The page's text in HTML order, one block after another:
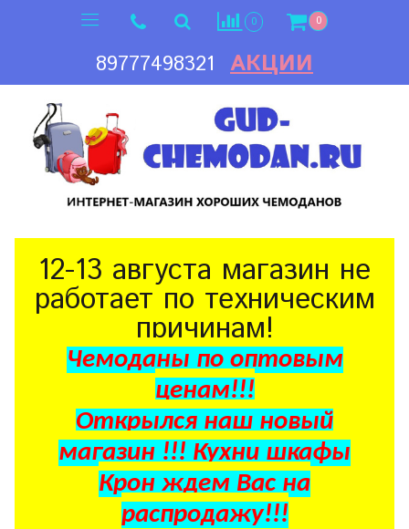
0 0
89777498321 АКЦИИ
12-13 августа магазин не
работает по техническим
причинам!
Чемоданы по оптовым
ценам!!!
Открылся наш новый
магазин !!! Кухни шкафы
Крон ждем Вас на
распродажу!!!